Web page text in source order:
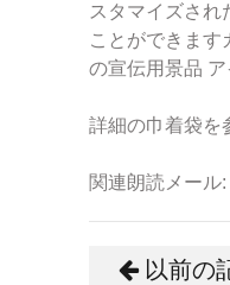
スタマイズされ
ことができます
の宣伝用景品
詳細の巾着袋を
関連朗読メール:
以前の